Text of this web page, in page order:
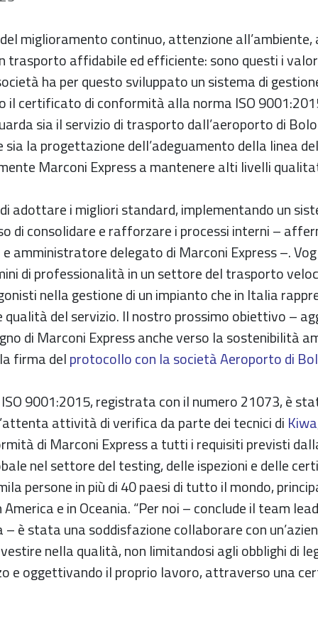
miglioramento continuo, attenzione all’ambiente,
trasporto affidabile ed efficiente: sono questi i
ha per questo sviluppato un sistema di
il certificato di conformità alla norma ISO
sia il servizio di trasporto dall’aeroporto di
la progettazione dell’adeguamento della linea
Marconi Express a mantenere alti livelli
adottare i migliori standard, implementando un
di consolidare e rafforzare i processi interni –
e amministratore delegato di Marconi Express –.
di professionalità in un settore del trasporto
nella gestione di un impianto che in Italia
qualità del servizio. Il nostro prossimo obiettivo –
di Marconi Express anche verso la sostenibilità
firma delprotocollo con la società Aeroporto di
9001:2015, registrata con il numero 21073, è
attività di verifica da parte dei tecnici di Kiwa
di Marconi Express a tutti i requisiti previsti
nel settore del testing, delle ispezioni e delle
persone in più di 40 paesi di tutto il mondo,
America e in Oceania. “Per noi – conclude il team
è stata una soddisfazione collaborare con
nella qualità, non limitandosi agli obblighi di
e oggettivando il proprio lavoro, attraverso una